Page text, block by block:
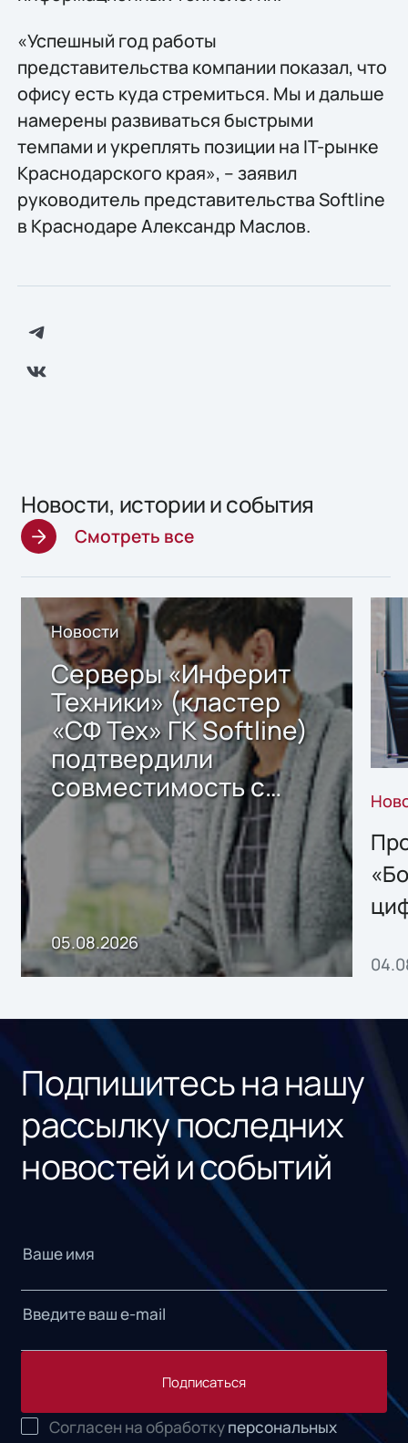
«Успешный год работы
представительства компании показал, что
офису есть куда стремиться. Мы и дальше
намерены развиваться быстрыми
темпами и укреплять позиции на IT-рынке
Краснодарского края», – заявил
руководитель представительства Softline
в Краснодаре Александр Маслов.
Новости, истории и события
Смотреть все
Новости
Серверы «Инферит
Техники» (кластер
«СФ Тех» ГК Softline)
подтвердили
совместимость с
решением Sharx
Storage 2.x для
хранения данных
05.08.2026
Подпишитесь на нашу
рассылку последних
новостей и событий
Подписаться
Согласен на обработкуперсональных